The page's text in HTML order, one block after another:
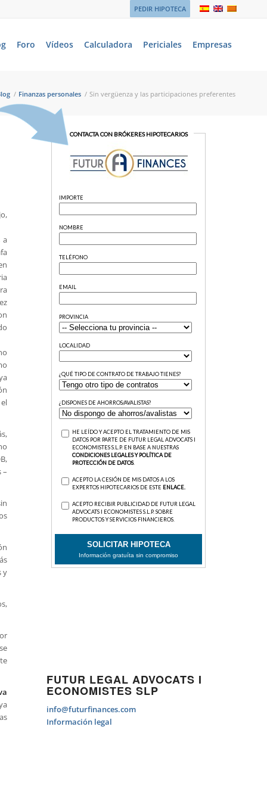
PEDIR HIPOTECA
Foro Vídeos Calculadora Periciales Empresas
/ Finanzas personales / Sin vergüenza y las participaciones preferentes
a
–
y
FUTUR LEGAL ADVOCATS I
ECONOMISTES SLP
info@futurfinances.com
Información legal